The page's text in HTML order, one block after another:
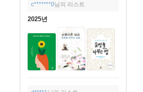
c*******0님의 리스트
2025년